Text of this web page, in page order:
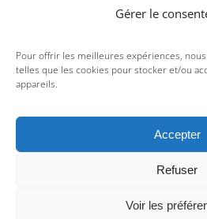
Gérer le
Pour offrir les meilleures expériences,
telles que les cookies pour stocker et/ou
appareils.
Accepter
Refuser
Voir les